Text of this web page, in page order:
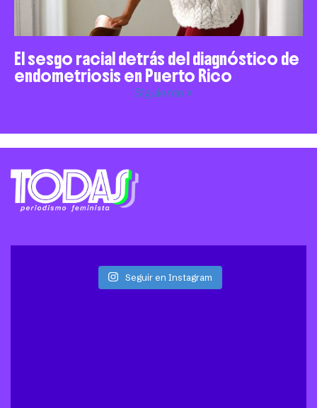
El sesgo racial detrás del diagnóstico de
endometriosis en Puerto Rico
Siguiente »
Seguir en Instagram